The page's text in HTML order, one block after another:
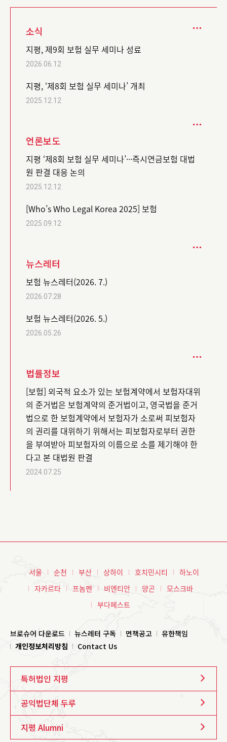
소식
지평, 제9회 보험 실무 세미나 성료
2026.06.12
지평, ‘제8회 보험 실무 세미나’ 개최
2025.12.12
언론보도
지평 ‘제8회 보험 실무 세미나’···즉시연금보험 대법
원 판결 대응 논의
2025.12.12
[Who’s Who Legal Korea 2025] 보험
2025.09.12
뉴스레터
보험 뉴스레터(2026. 7.)
2026.07.28
보험 뉴스레터(2026. 5.)
2026.05.26
법률정보
[보험] 외국적 요소가 있는 보험계약에서 보험자대위
의 준거법은 보험계약의 준거법이고, 영국법을 준거
법으로 한 보험계약에서 보험자가 소로써 피보험자
의 권리를 대위하기 위해서는 피보험자로부터 권한
을 부여받아 피보험자의 이름으로 소를 제기해야 한
다고 본 대법원 판결
2024.07.25
서울 순천 부산 상하이 호치민시티
하노이
자카르타
프놈펜 비엔티안 양곤
모스크바
부다페스트
브로슈어 다운로드 뉴스레터 구독 면책공고
유한책임
개인정보처리방침
Contact Us
특허법인 지평
공익법단체 두루
지평 Alumni